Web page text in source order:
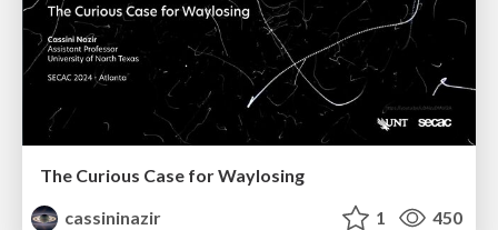
The Curious Case for Waylosing
cassininazir
1 450